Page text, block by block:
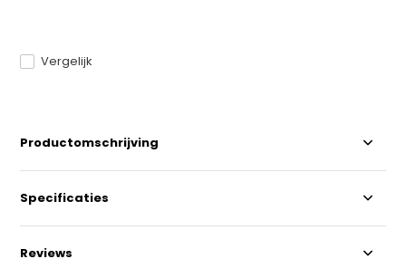
Vergelijk
Productomschrijving
Specificaties
Reviews